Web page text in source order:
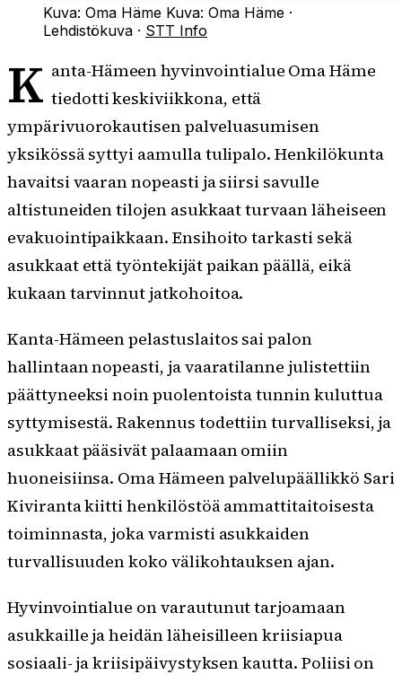
Kuva: Oma Häme Kuva: Oma Häme ·
Lehdistökuva · STT Info
K anta-Hämeen hyvinvointialue Oma Häme
tiedotti keskiviikkona, että
ympärivuorokautisen palveluasumisen
yksikössä syttyi aamulla tulipalo. Henkilökunta
havaitsi vaaran nopeasti ja siirsi savulle
altistuneiden tilojen asukkaat turvaan läheiseen
evakuointipaikkaan. Ensihoito tarkasti sekä
asukkaat että työntekijät paikan päällä, eikä
kukaan tarvinnut jatkohoitoa.
Kanta-Hämeen pelastuslaitos sai palon
hallintaan nopeasti, ja vaaratilanne julistettiin
päättyneeksi noin puolentoista tunnin kuluttua
syttymisestä. Rakennus todettiin turvalliseksi, ja
asukkaat pääsivät palaamaan omiin
huoneisiinsa. Oma Hämeen palvelupäällikkö Sari
Kiviranta kiitti henkilöstöä ammattitaitoisesta
toiminnasta, joka varmisti asukkaiden
turvallisuuden koko välikohtauksen ajan.
Hyvinvointialue on varautunut tarjoamaan
asukkaille ja heidän läheisilleen kriisiapua
sosiaali- ja kriisipäivystyksen kautta. Poliisi on